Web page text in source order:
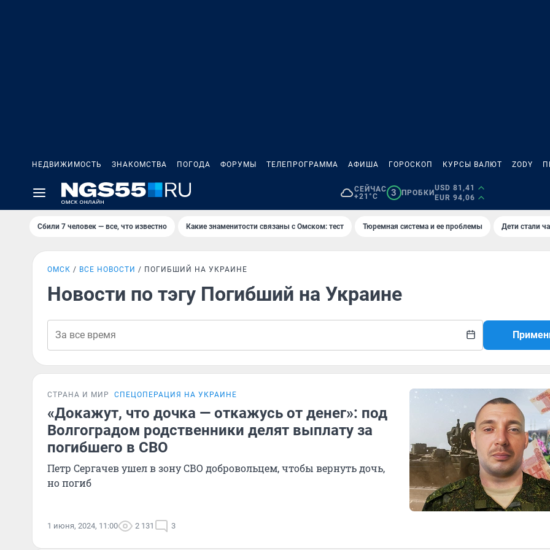
НЕДВИЖИМОСТЬ ЗНАКОМСТВА ПОГОДА ФОРУМЫ ТЕЛЕПРОГРАММА АФИША ГОРОСКОП КУРСЫ ВАЛЮТ ZODY
СЕЙЧАС
+21°C
3 ПРОБКИ
USD 81,41
EUR 94,06
Сбили 7 человек — все, что известно Какие знаменитости связаны с Омском: тест Тюремная система и ее проблемы Дети стали
ОМСК ВСЕ НОВОСТИ ПОГИБШИЙ НА УКРАИНЕ
Новости по тэгу Погибший на Украине
СТРАНА И МИР СПЕЦОПЕРАЦИЯ НА УКРАИНЕ
«Докажут, что дочка — откажусь от денег»: под
Волгоградом родственники делят выплату за
погибшего в СВО
Петр Сергачев ушел в зону СВО добровольцем, чтобы вернуть дочь,
но погиб
1 июня, 2024, 11:00 2 131 3